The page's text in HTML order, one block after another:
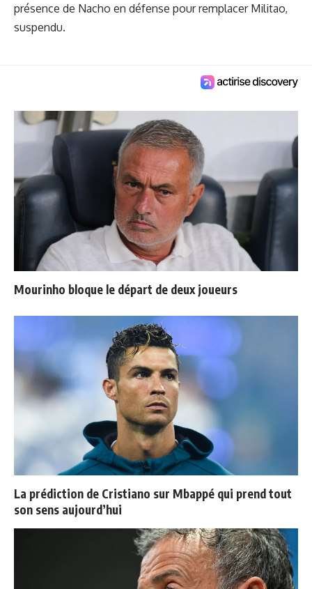
présence de Nacho en défense pour remplacer Militao,
suspendu.
Mourinho bloque le départ de deux joueurs
La prédiction de Cristiano sur Mbappé qui prend tout
son sens aujourd’hui